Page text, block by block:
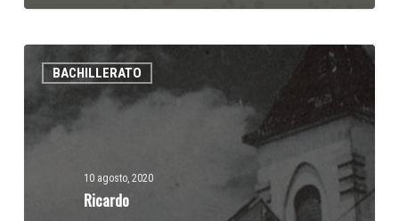
BACHILLERATO
10 agosto, 2020
Ricardo